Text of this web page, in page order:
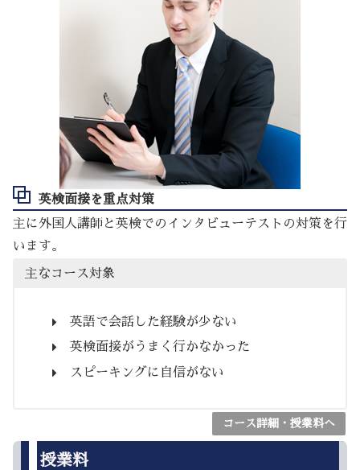
英検面接を重点対策
主に外国人講師と英検でのインタビューテストの対策を行
います。
主なコース対象
英語で会話した経験が少ない
英検面接がうまく行かなかった
スピーキングに自信がない
コース詳細・授業料へ
授業料